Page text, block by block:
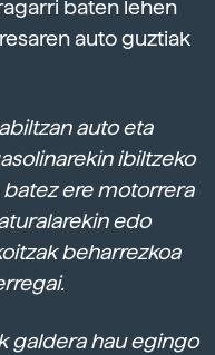
baten lehen
auto guztiak
auto eta
ibiltzeko
ere motorrera
edo
beharrezkoa
galdera hau egingo